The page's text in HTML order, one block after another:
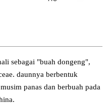
sebagai "buah dongeng",
daunnya berbentuk
panas dan berbuah pada